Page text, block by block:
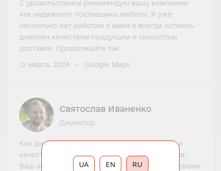
С удовольствием рекомендую вашу компанию
как надежного поставщика мебели. Я уже
несколько лет работаю с вами и всегда остаюсь
доволен качеством продукции и скоростью
доставки. Продолжайте так
12 марта, 2024 Google Maps
Святослав Иваненко
Директор
Как дизайнер интерьера я ищу уникальную и
качественную фурнитуру для своих проектов.
Ваш ассортимент товаров всегда поражает своим
RU
UA EN